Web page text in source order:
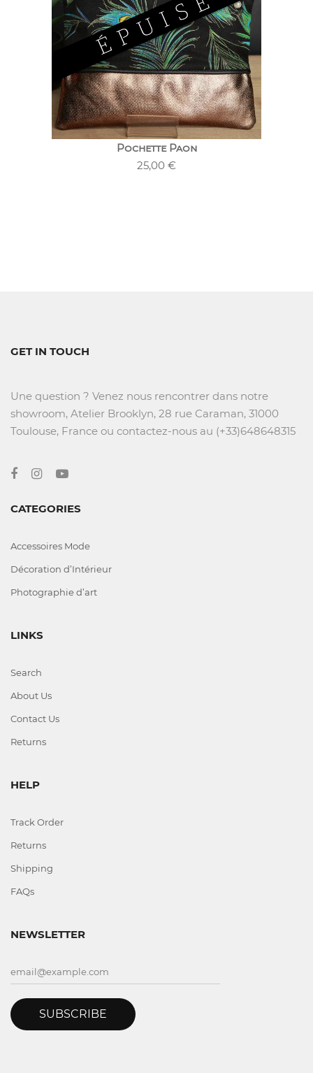
Pochette Paon
25,00 €
GET IN TOUCH
Une question ? Venez nous rencontrer dans notre
showroom, Atelier Brooklyn, 28 rue Caraman, 31000
Toulouse, France ou contactez-nous au (+33)648648315
CATEGORIES
Accessoires Mode
Décoration d’Intérieur
Photographie d’art
LINKS
Search
About Us
Contact Us
Returns
HELP
Track Order
Returns
Shipping
FAQs
NEWSLETTER
SUBSCRIBE